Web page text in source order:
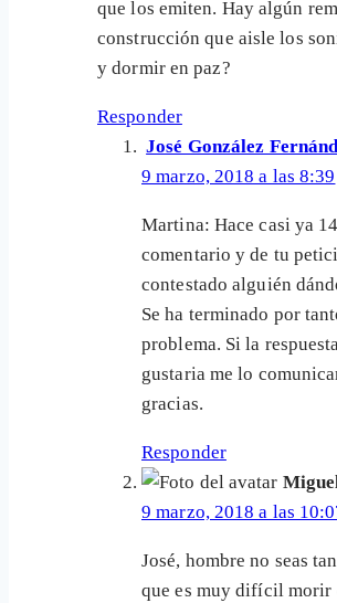
que los emiten. Hay algún
construcción que aisle los
y dormir en paz?
Responder
José González
9 marzo, 2018 a las 8:39
Martina: Hace casi ya
comentario y de tu
contestado alguién
Se ha terminado por
problema. Si la
gustaria me lo
gracias.
Responder
9 marzo, 2018 a las
José, hombre no seas
que es muy difícil morir